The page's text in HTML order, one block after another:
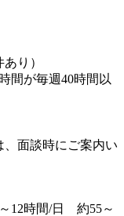
り）
間が毎週40時間以
面談時にご案内い
12時間/日 約55～